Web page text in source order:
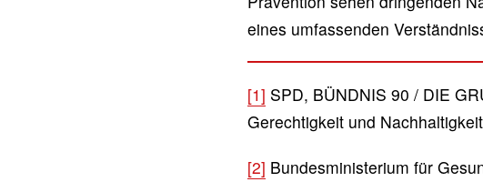
eines umfassenden
[1] SPD, BÜNDNIS 90 / DIE
Gerechtigkeit und
[2] Bundesministerium für